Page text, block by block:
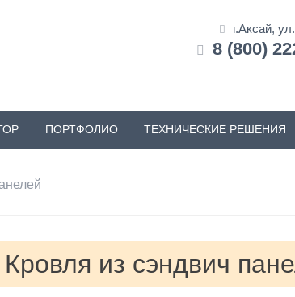
г.Аксай,
8 (800)
ПОРТФОЛИО ТЕХНИЧЕСКИЕ РЕШЕНИЯ
Кровля из сэндвич